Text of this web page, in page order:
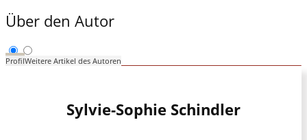
Über den Autor
ProfilWeitere Artikel des Autoren
Sylvie-Sophie Schindler